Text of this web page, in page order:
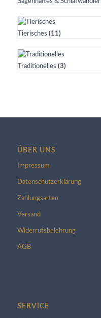
Tierisches (11)
Traditionelles (3)
ÜBER UNS
Impressum
Datenschutzerklärung
Zahlungsarten
Versand
Widerrufsbelehrung
AGB
SERVICE